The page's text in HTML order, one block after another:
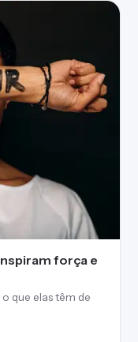
força e
que elas têm de